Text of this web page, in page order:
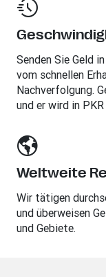
Senden Sie Geld
vom schnellen
Nachverfolgung.
und er wird in
Weltweite
Wir tätigen
und überweisen
und Gebiete.